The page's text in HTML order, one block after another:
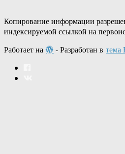
Копирование информации
индексируемой ссылкой на
Работает на
- Разработан в тема